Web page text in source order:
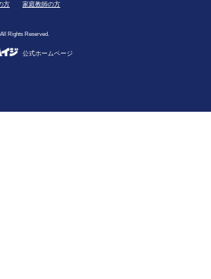
方 家庭教師の方
Rights Reserved.
公式ホームページ